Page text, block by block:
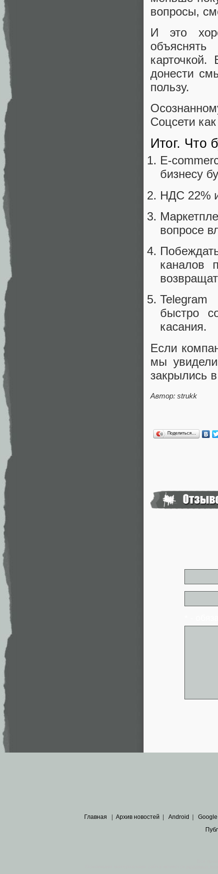
вопросы,
И это
донести
пользу.
Соцсети
Итог. Что
E-
бизнесу
НДС 22%
вопросе
каналов
быстро
касания.
Если
мы
закрылись
Автор: strukk
Поделиться…
Главная Архив новостей Android Google